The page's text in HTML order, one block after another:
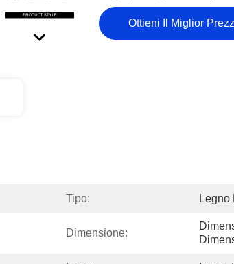
Ottieni Il Miglior
Tipo: Legno
Dimensione: